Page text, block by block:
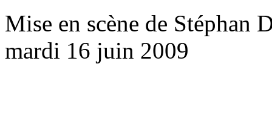
Mise en scène de Stéphan
mardi 16 juin 2009